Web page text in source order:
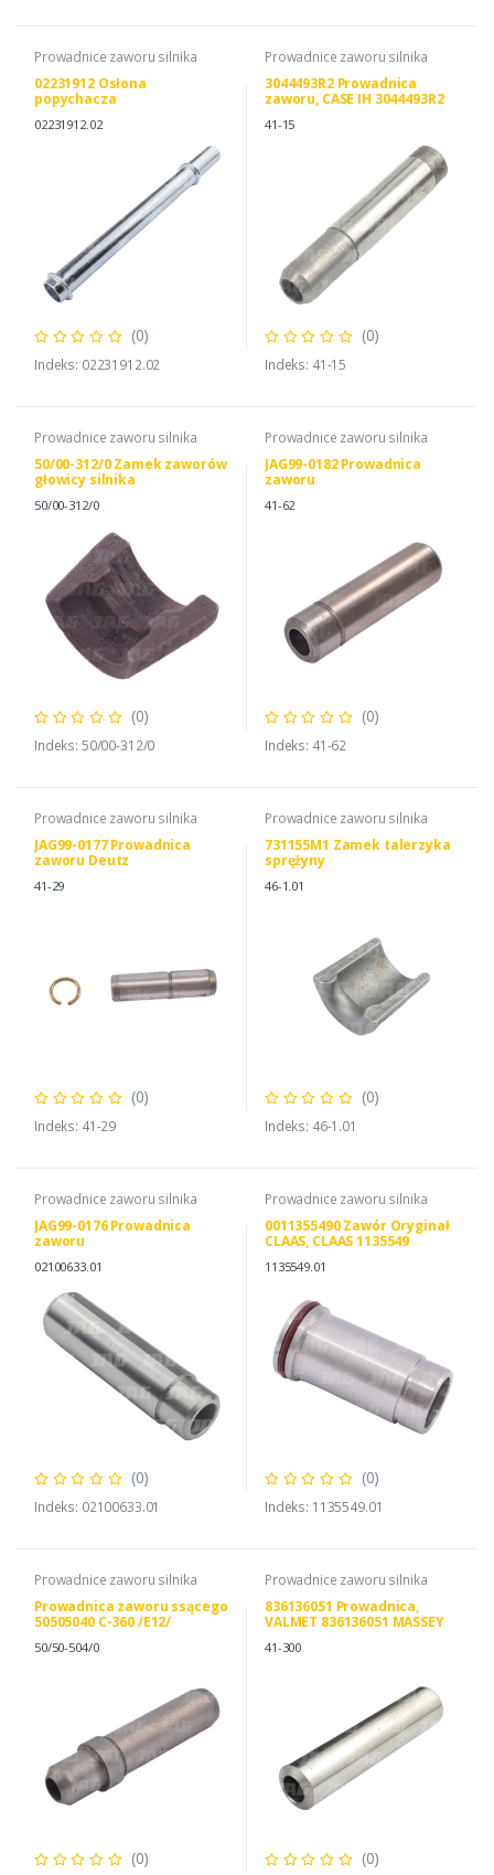
Prowadnice zaworu silnika
02231912 Osłona
popychacza
02231912.02
(0)
Indeks: 02231912.02
Prowadnice zaworu silnika
3044493R2 Prowadnica
zaworu, CASE IH 3044493R2
41-15
(0)
Indeks: 41-15
Prowadnice zaworu silnika
50/00-312/0 Zamek zaworów
głowicy silnika
50/00-312/0
(0)
Indeks: 50/00-312/0
Prowadnice zaworu silnika
JAG99-0182 Prowadnica
zaworu
41-62
(0)
Indeks: 41-62
Prowadnice zaworu silnika
JAG99-0177 Prowadnica
zaworu Deutz
41-29
(0)
Indeks: 41-29
Prowadnice zaworu silnika
731155M1 Zamek talerzyka
sprężyny
46-1.01
(0)
Indeks: 46-1.01
Prowadnice zaworu silnika
JAG99-0176 Prowadnica
zaworu
02100633.01
(0)
Indeks: 02100633.01
Prowadnice zaworu silnika
0011355490 Zawór Oryginał
CLAAS, CLAAS 1135549
1135549.01
(0)
Indeks: 1135549.01
Prowadnice zaworu silnika
Prowadnica zaworu ssącego
50505040 C-360 /E12/
50/50-504/0
(0)
Prowadnice zaworu silnika
836136051 Prowadnica,
VALMET 836136051 MASSEY
41-300
(0)